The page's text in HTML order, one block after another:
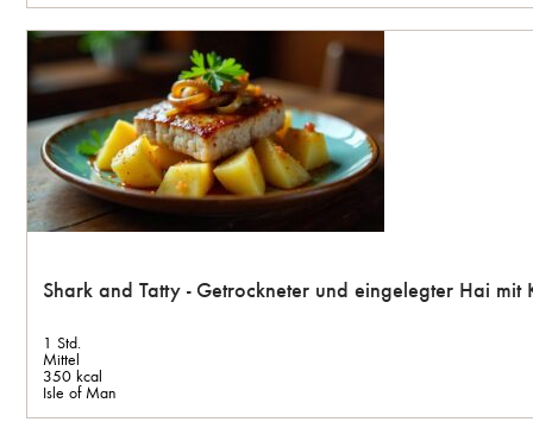
Shark and Tatty - Getrockneter und eingelegter Hai mit
1 Std.
Mittel
350 kcal
Isle of Man